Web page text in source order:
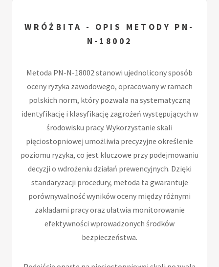
WRÓŻBITA - OPIS METODY PN-
N-18002
Metoda PN-N-18002 stanowi ujednolicony sposób
oceny ryzyka zawodowego, opracowany w ramach
polskich norm, który pozwala na systematyczną
identyfikację i klasyfikację zagrożeń występujących w
środowisku pracy. Wykorzystanie skali
pięciostopniowej umożliwia precyzyjne określenie
poziomu ryzyka, co jest kluczowe przy podejmowaniu
decyzji o wdrożeniu działań prewencyjnych. Dzięki
standaryzacji procedury, metoda ta gwarantuje
porównywalność wyników oceny między różnymi
zakładami pracy oraz ułatwia monitorowanie
efektywności wprowadzonych środków
bezpieczeństwa.